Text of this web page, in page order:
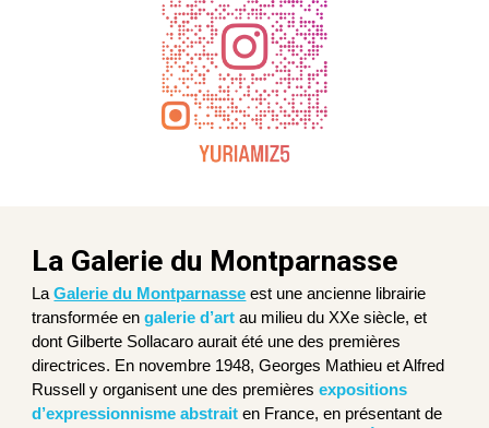
La Galerie du Montparnasse
La Galerie du Montparnasse est une ancienne librairie
transformée engalerie d’art au milieu du XXe siècle, et
dont Gilberte Sollacaro aurait été une des premières
directrices. En novembre 1948, Georges Mathieu et Alfred
Russell y organisent une des premièresexpositions
d’expressionnisme abstrait en France, en présentant de